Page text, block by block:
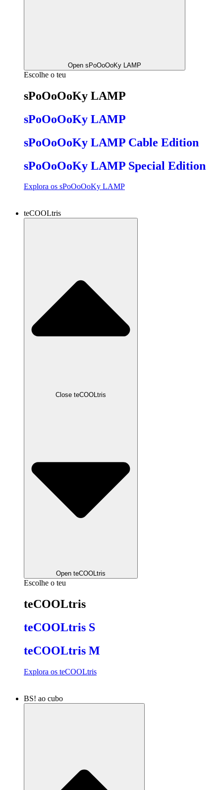
Open sPoOoOoKy LAMP
Escolhe o teu
sPoOoOoKy LAMP
sPoOoOoKy LAMP
sPoOoOoKy LAMP Cable Edition
sPoOoOoKy LAMP Special Edition
Explora os sPoOoOoKy LAMP
teCOOLtris
Close teCOOLtris
Open teCOOLtris
Escolhe o teu
teCOOLtris
teCOOLtris S
teCOOLtris M
Explora os teCOOLtris
BS! ao cubo